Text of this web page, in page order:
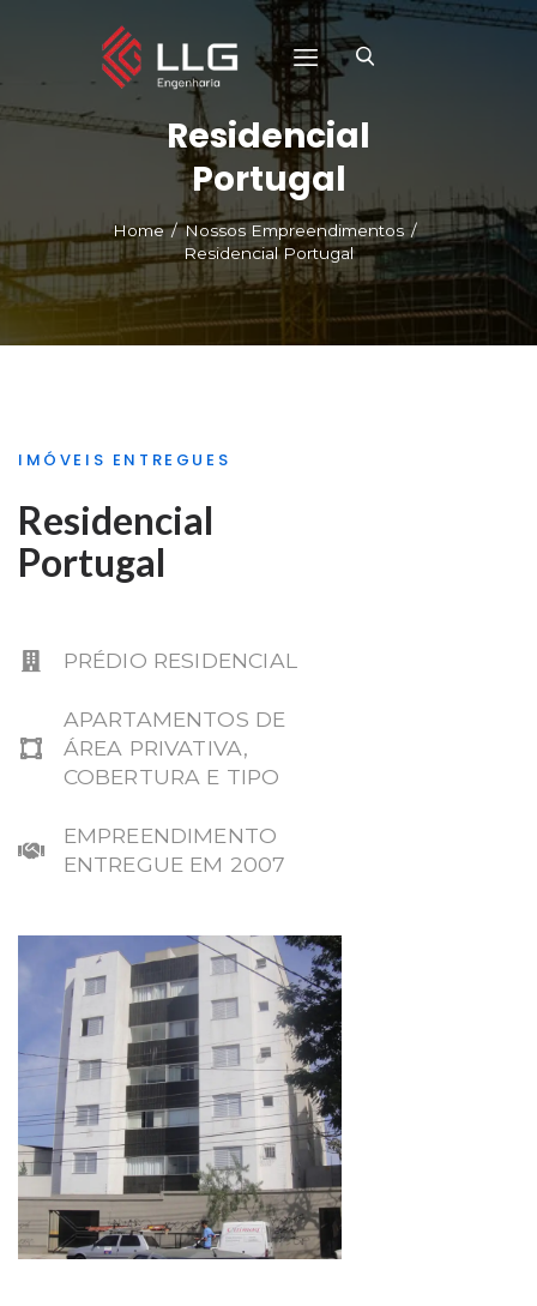
Residencial
Portugal
Home
Nossos Empreendimentos
Residencial Portugal
SOBRE A LLG
NOSSOS EMPREENDIMENTOS
FALE CONOSCO
IMÓVEIS ENTREGUES
Residencial
Portugal
PRÉDIO RESIDENCIAL
APARTAMENTOS DE
ÁREA PRIVATIVA,
COBERTURA E TIPO
EMPREENDIMENTO
ENTREGUE EM 2007